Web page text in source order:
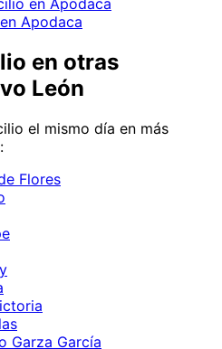
en Apodaca
Apodaca
en otras
León
el mismo día en más
Flores
Garza García